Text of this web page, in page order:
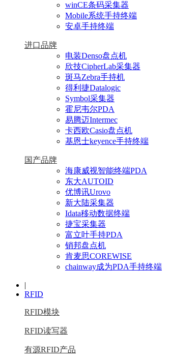
winCE条码采集器
Mobile系统手持终端
安卓手持终端
进口品牌
电装Denso盘点机
欣技CipherLab采集器
斑马Zebra手持机
得利捷Datalogic
Symbol采集器
霍尼韦尔PDA
易腾迈Intermec
卡西欧Casio盘点机
基恩士keyence手持终端
国产品牌
海康威视智能终端PDA
东大AUTOID
优博讯Urovo
新大陆采集器
Idata移动数据终端
捷宝采集器
富立叶手持PDA
销邦盘点机
肯麦思COREWISE
chainway成为PDA手持终端
|
RFID
RFID模块
RFID读写器
有源RFID产品